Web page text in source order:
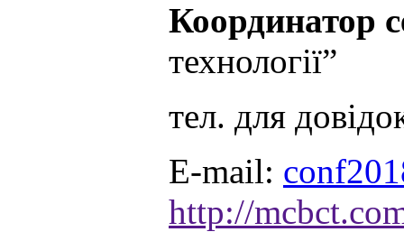
Координатор
технології”
тел. для
E-mail:
http://